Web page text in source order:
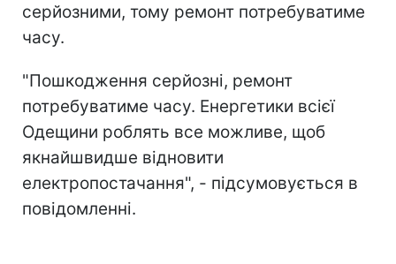
серйозними, тому ремонт потребуватиме
часу.
"Пошкодження серйозні, ремонт
потребуватиме часу. Енергетики всієї
Одещини роблять все можливе, щоб
якнайшвидше відновити
електропостачання", - підсумовується в
повідомленні.